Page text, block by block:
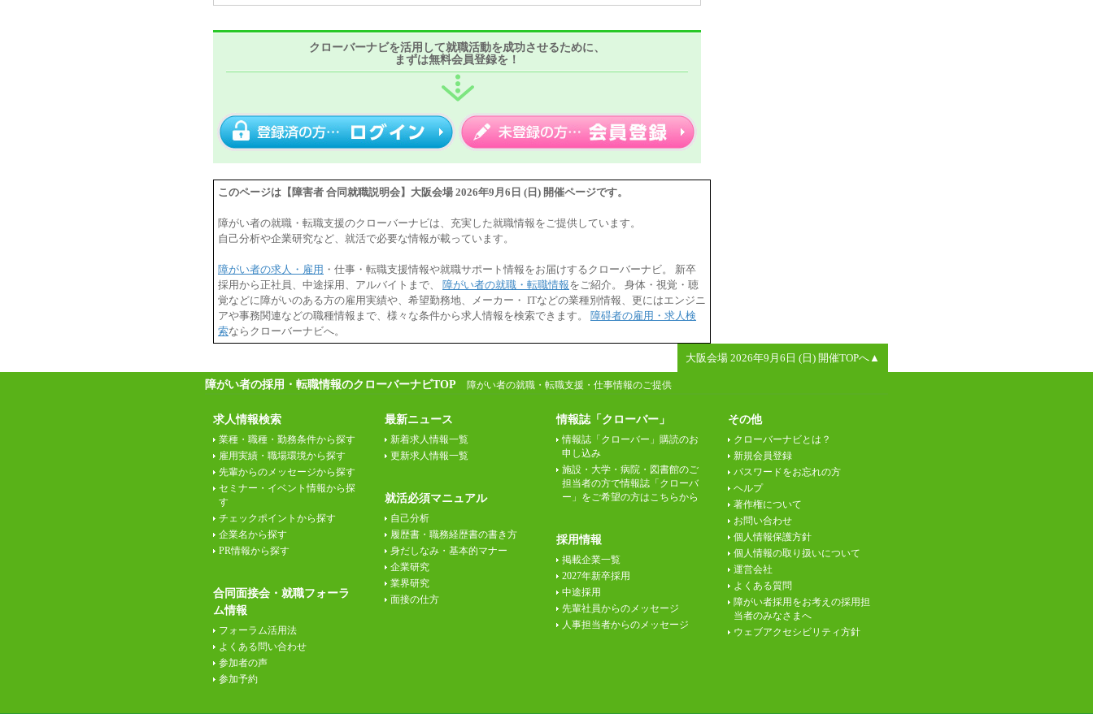
クローバーナビを活用して就職活動を成功させるために、
まずは無料会員登録を！
このページは【障害者 合同就職説明会】大阪会場 2026年9月6日 (日) 開催ページです。
障がい者の就職・転職支援のクローバーナビは、充実した就職情報をご提供しています。
自己分析や企業研究など、就活で必要な情報が載っています。
障がい者の求人・雇用 ・仕事・転職支援情報や就職サポート情報をお届けするクローバーナビ。 新卒
採用から正社員、中途採用、アルバイトまで、 障がい者の就職・転職情報をご紹介。 身体・視覚・聴
覚などに障がいのある方の雇用実績や、希望勤務地、メーカー・ ITなどの業種別情報、更にはエンジニ
アや事務関連などの職種情報まで、様々な条件から求人情報を検索できます。 障碍者の雇用・求人検
索ならクローバーナビへ。
大阪会場 2026年9月6日 (日) 開催TOPへ▲
障がい者の採用・転職情報のクローバーナビTOP 障がい者の就職・転職支援・仕事情報のご提供
求人情報検索
業種・職種・勤務条件から探す
雇用実績・職場環境から探す
先輩からのメッセージから探す
セミナー・イベント情報から探
す
チェックポイントから探す
企業名から探す
PR情報から探す
合同面接会・就職フォーラ
ム情報
フォーラム活用法
よくある問い合わせ
参加者の声
参加予約
最新ニュース
新着求人情報一覧
更新求人情報一覧
就活必須マニュアル
自己分析
履歴書・職務経歴書の書き方
身だしなみ・基本的マナー
企業研究
業界研究
面接の仕方
情報誌「クローバー」
情報誌「クローバー」購読のお
申し込み
施設・大学・病院・図書館のご
担当者の方で情報誌「クローバ
ー」をご希望の方はこちらから
採用情報
掲載企業一覧
2027年新卒採用
中途採用
先輩社員からのメッセージ
人事担当者からのメッセージ
その他
クローバーナビとは？
新規会員登録
パスワードをお忘れの方
ヘルプ
著作権について
お問い合わせ
個人情報保護方針
個人情報の取り扱いについて
運営会社
よくある質問
障がい者採用をお考えの採用担
当者のみなさまへ
ウェブアクセシビリティ方針